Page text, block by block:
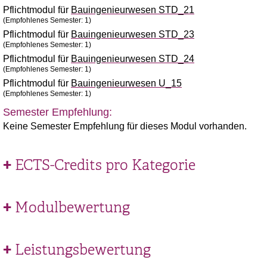
Pflichtmodul für Bauingenieurwesen STD_21
(Empfohlenes Semester: 1)
Pflichtmodul für Bauingenieurwesen STD_23
(Empfohlenes Semester: 1)
Pflichtmodul für Bauingenieurwesen STD_24
(Empfohlenes Semester: 1)
Pflichtmodul für Bauingenieurwesen U_15
(Empfohlenes Semester: 1)
Semester Empfehlung:
Keine Semester Empfehlung für dieses Modul vorhanden.
ECTS-Credits pro Kategorie
Modulbewertung
Leistungsbewertung